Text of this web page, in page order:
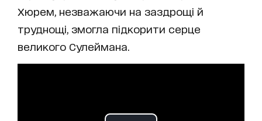
Хюрем, незважаючи на заздрощі й
труднощі, змогла підкорити серце
великого Сулеймана.